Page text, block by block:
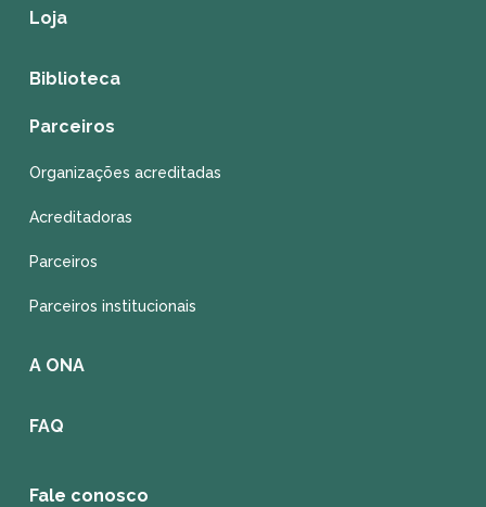
Loja
Biblioteca
Parceiros
Organizações acreditadas
Acreditadoras
Parceiros
Parceiros institucionais
A ONA
FAQ
Fale conosco